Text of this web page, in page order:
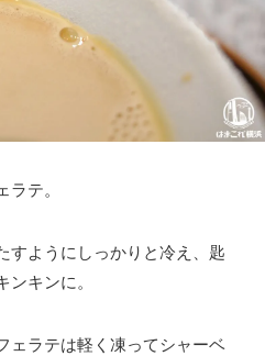
ラテ。
すようにしっかりと冷え、匙
ンキンに。
ェラテは軽く凍ってシャーベ